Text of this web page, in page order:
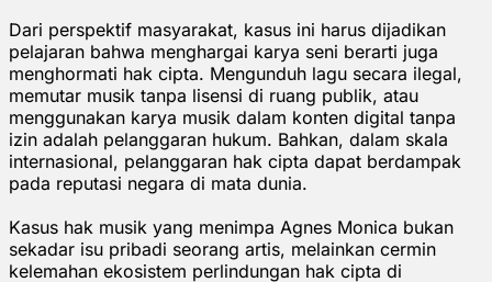
Dari perspektif masyarakat, kasus ini harus dijadikan
pelajaran bahwa menghargai karya seni berarti juga
menghormati hak cipta. Mengunduh lagu secara ilegal,
memutar musik tanpa lisensi di ruang publik, atau
menggunakan karya musik dalam konten digital tanpa
izin adalah pelanggaran hukum. Bahkan, dalam skala
internasional, pelanggaran hak cipta dapat berdampak
pada reputasi negara di mata dunia.
Kasus hak musik yang menimpa Agnes Monica bukan
sekadar isu pribadi seorang artis, melainkan cermin
kelemahan ekosistem perlindungan hak cipta di